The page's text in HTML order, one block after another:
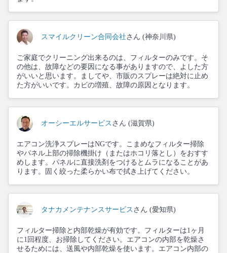
スマイルクリーン合同会社 さん (神奈川県)
ご家庭でクリーニング出来るのは、フィルターのみです。そ
の他は、故障などの要因になる事がありますので、よした方
がいいと思います。ましてや、市販のスプレーは絶対に止め
た方がいいです。カビの増殖、故障の原因となります。
オーシーエルサービス さん (滋賀県)
エアコン洗浄スプレーはNGです。こまめなフィルター掃除
やパネル上部の掃除機掛け（またはホコリ落とし）をおすす
めします。パネルに直接洗剤をつけるとムラになることがあ
ります。固く絞った柔らかい布で拭き上げてください。
タナカメンテナンスサービス さん (愛知県)
フィルター掃除と内部乾燥が有効です。フィルターは1ヶ月
に1回程度、お掃除してください。エアコンの内部を乾燥さ
せるためには、送風や内部乾燥を使います。エアコン内部の